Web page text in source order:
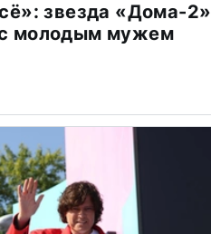
звезда «Дома-2»
молодым мужем